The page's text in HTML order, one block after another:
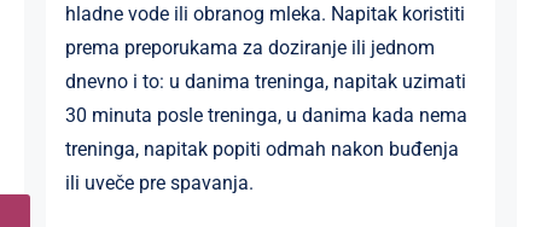
hladne vode ili obranog mleka. Napitak koristiti
prema preporukama za doziranje ili jednom
dnevno i to: u danima treninga, napitak uzimati
30 minuta posle treninga, u danima kada nema
treninga, napitak popiti odmah nakon buđenja
ili uveče pre spavanja.